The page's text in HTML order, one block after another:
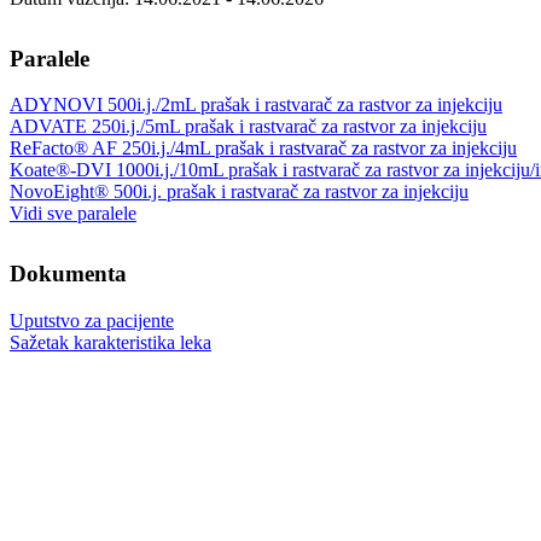
Paralele
ADYNOVI 500i.j./2mL prašak i rastvarač za rastvor za injekciju
ADVATE 250i.j./5mL prašak i rastvarač za rastvor za injekciju
ReFacto® AF 250i.j./4mL prašak i rastvarač za rastvor za injekciju
Koate®-DVI 1000i.j./10mL prašak i rastvarač za rastvor za
NovoEight® 500i.j. prašak i rastvarač za rastvor za injekciju
Vidi sve paralele
Dokumenta
Uputstvo za pacijente
Sažetak karakteristika leka